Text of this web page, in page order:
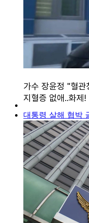
대통령 살해 협박